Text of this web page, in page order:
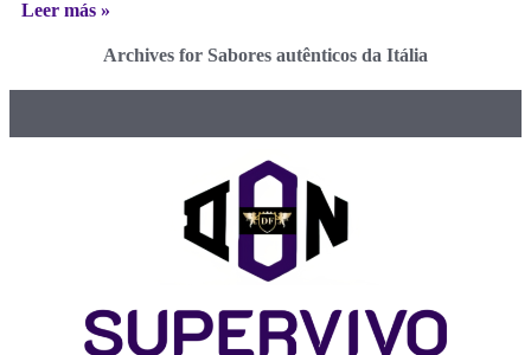
Leer más »
Archives for Sabores autênticos da Itália